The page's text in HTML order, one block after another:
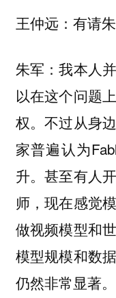
王仲远：有请朱
朱军：我本人
以在这个问题
权。不过从身
家普遍认为
升。甚至有人
师，现在感觉
做视频模型和
模型规模和数
仍然非常显著。